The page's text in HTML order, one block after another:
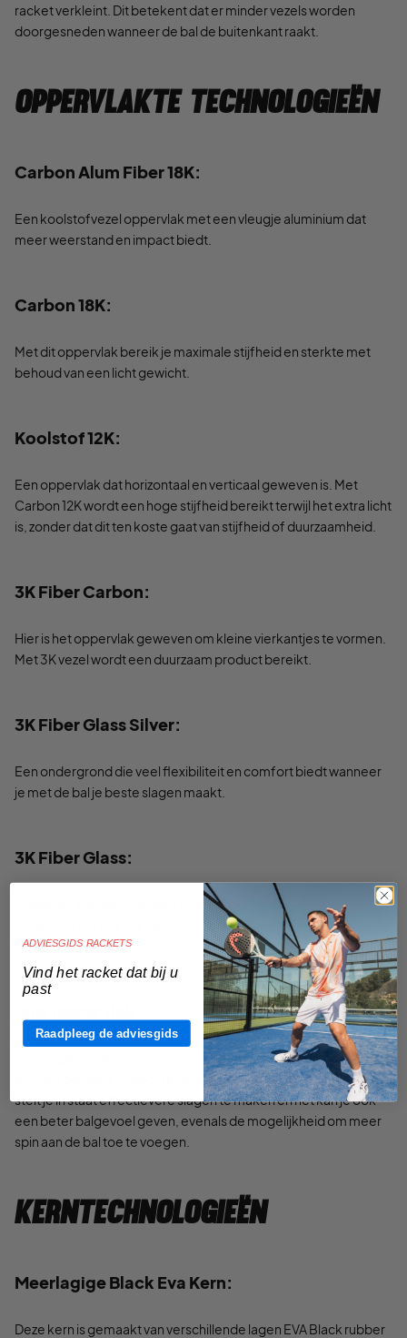
racket verkleint. Dit betekent dat er minder vezels worden
doorgesneden wanneer de bal de buitenkant raakt.
Oppervlakte Technologieën
Carbon Alum Fiber 18K:
Een koolstofvezel oppervlak met een vleugje aluminium dat
meer weerstand en impact biedt.
Carbon 18K:
Met dit oppervlak bereik je maximale stijfheid en sterkte met
behoud van een licht gewicht.
Koolstof 12K:
Een oppervlak dat horizontaal en verticaal geweven is. Met
Carbon 12K wordt een hoge stijfheid bereikt terwijl het extra licht
is, zonder dat dit ten koste gaat van stijfheid of duurzaamheid.
3K Fiber Carbon:
Hier is het oppervlak geweven om kleine vierkantjes te vormen.
Met 3K vezel wordt een duurzaam product bereikt.
3K Fiber Glass Silver:
Een ondergrond die veel flexibiliteit en comfort biedt wanneer
je met de bal je beste slagen maakt.
3K Fiber Glass:
Glasvezel met een metalen afwerking. Hierdoor krijg je een
oppervlak dat qua stijfheid ergens tussen carbon en glasvezel in
zit.
Sommige rackets zijn voorzien van een ruw oppervlak dat kan
worden gecreëerd door zand te gebruiken. Dit ruwe oppervlak
stelt je in staat effectievere slagen te maken en het kan je ook
een beter balgevoel geven, evenals de mogelijkheid om meer
spin aan de bal toe te voegen.
Kerntechnologieën
Meerlagige Black Eva Kern:
Deze kern is gemaakt van verschillende lagen EVA Black rubber
ADVIESGIDS RACKETS
Vind het racket dat bij u
past
Raadpleeg de adviesgids